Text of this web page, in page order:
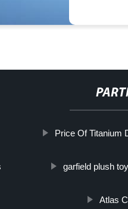
Price Of Titanium
garfield plush
Atlas